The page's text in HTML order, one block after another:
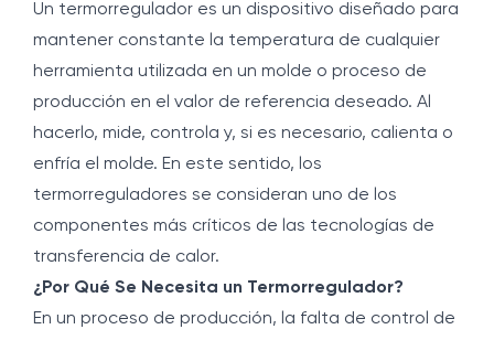
Un termorregulador es un dispositivo diseñado para
mantener constante la temperatura de cualquier
herramienta utilizada en un molde o proceso de
producción en el valor de referencia deseado. Al
hacerlo, mide, controla y, si es necesario, calienta o
enfría el molde. En este sentido, los
termorreguladores se consideran uno de los
componentes más críticos de las tecnologías de
transferencia de calor.
¿Por Qué Se Necesita un Termorregulador?
En un proceso de producción, la falta de control de